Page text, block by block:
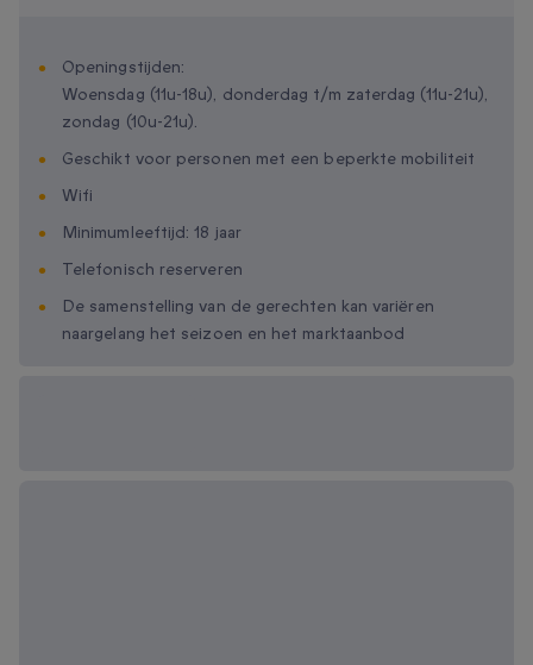
Openingstijden:
Woensdag (11u-18u), donderdag t/m zaterdag (11u-21u),
zondag (10u-21u).
Geschikt voor personen met een beperkte mobiliteit
Wifi
Minimumleeftijd: 18 jaar
Telefonisch reserveren
De samenstelling van de gerechten kan variëren
naargelang het seizoen en het marktaanbod